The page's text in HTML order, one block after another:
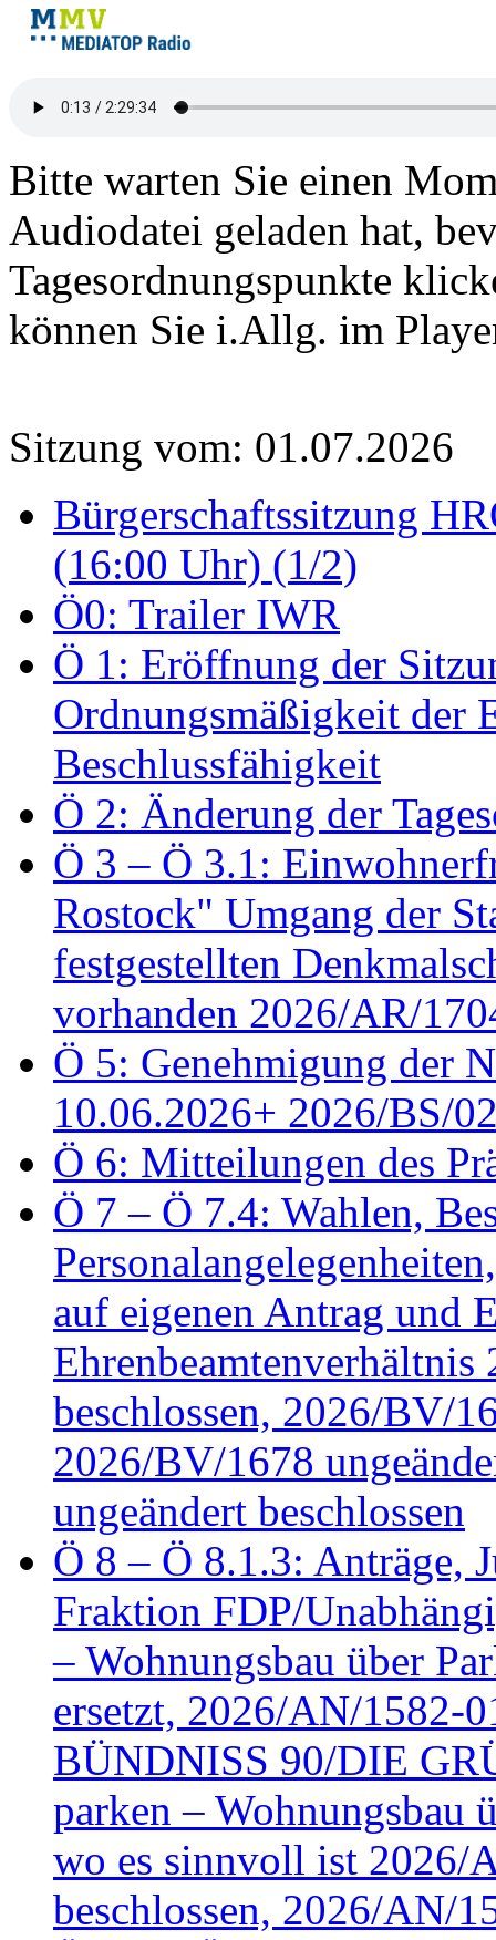
Bitte warten Sie einen
Audiodatei geladen hat,
Tagesordnungspunkte
können Sie i.Allg. im
Sitzung vom: 01.07.2026
Bürgerschaftssitzung
(16:00 Uhr) (1/2)
Ö0: Trailer IWR
Ö 1: Eröffnung der
Ordnungsmäßigkeit der
Beschlussfähigkeit
Ö 2: Änderung der
Ö 3 – Ö 3.1:
Rostock" Umgang der
festgestellten
vorhanden 2026/AR/
Ö 5: Genehmigung der
10.06.2026+ 2026/BS/
Ö 6: Mitteilungen des
Ö 7 – Ö 7.4: Wahlen,
auf eigenen Antrag und
beschlossen, 2026/BV/
2026/BV/1678
ungeändert beschlossen
Ö 8 – Ö 8.1.3: Anträge,
Fraktion FDP/
– Wohnungsbau über
ersetzt, 2026/AN/1582-
BÜNDNISS 90/DIE
parken – Wohnungsbau
wo es sinnvoll ist 2026/
beschlossen, 2026/AN/